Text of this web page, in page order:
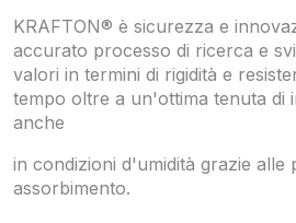
KRAFTON® è sicurezza e
accurato processo di ricerca e
valori in termini di rigidità e
tempo oltre a un'ottima tenuta di
anche
in condizioni d'umidità grazie alle
assorbimento.